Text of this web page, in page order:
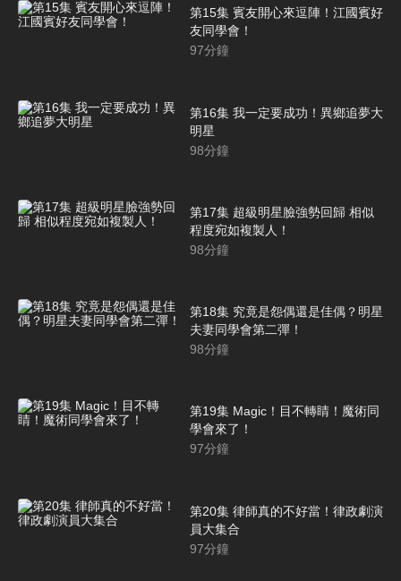
第15集 賓友開心來逗陣！江國賓好
友同學會！
97分鐘
第16集 我一定要成功！異鄉追夢大
明星
98分鐘
第17集 超級明星臉強勢回歸 相似
程度宛如複製人！
98分鐘
第18集 究竟是怨偶還是佳偶？明星
夫妻同學會第二彈！
98分鐘
第19集 Magic！目不轉睛！魔術同
學會來了！
97分鐘
第20集 律師真的不好當！律政劇演
員大集合
97分鐘